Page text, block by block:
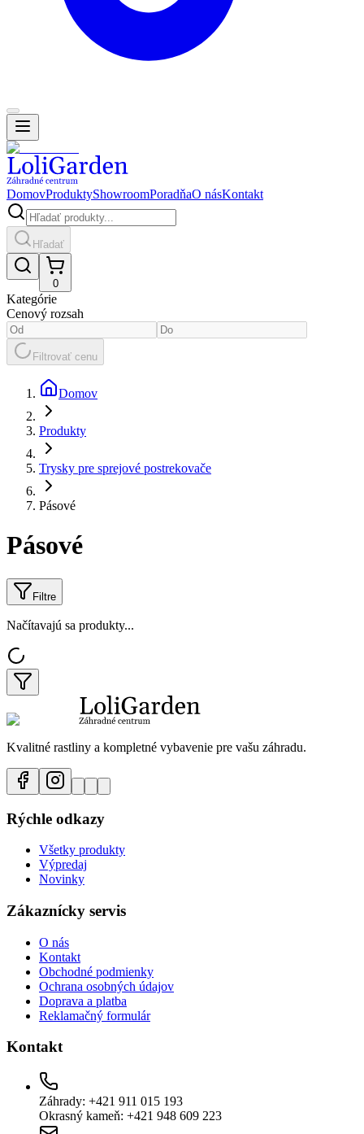
DomovProduktyShowroomPoradňaO násKontakt
Hľadať
0
Kategórie
Cenový rozsah
Filtrovať cenu
Domov
Produkty
Trysky pre sprejové postrekovače
Pásové
Pásové
Filtre
Načítavajú sa produkty...
Kvalitné rastliny a kompletné vybavenie pre vašu záhradu.
Rýchle odkazy
Všetky produkty
Výpredaj
Novinky
Zákaznícky servis
O nás
Kontakt
Obchodné podmienky
Ochrana osobných údajov
Doprava a platba
Reklamačný formulár
Kontakt
Záhrady: +421 911 015 193
Okrasný kameň: +421 948 609 223